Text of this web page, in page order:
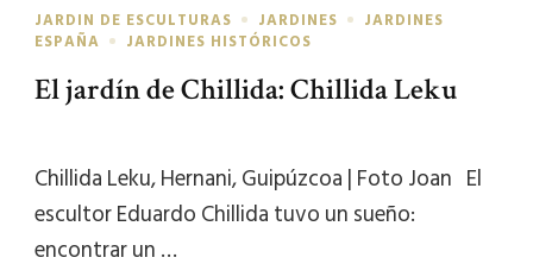
JARDIN DE ESCULTURAS JARDINES
JARDINES
ESPAÑA
JARDINES HISTÓRICOS
El jardín de Chillida: Chillida Leku
Chillida Leku, Hernani, Guipúzcoa | Foto Joan El
escultor Eduardo Chillida tuvo un sueño:
encontrar un …